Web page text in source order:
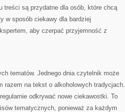
treści są przydatne dla osób, które chcą
w sposób ciekawy dla bardziej
aby czerpać przyjemność z
tematów. Jednego dnia czytelnik może
razem na tekst o alkoholowych tradycjach.
odkrywać nowe ciekawostki. To
tematycznych, ponieważ za każdym